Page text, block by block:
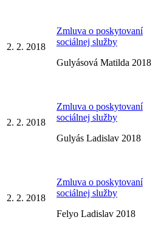
2. 2. 2018
Zmluva o poskytovaní
sociálnej služby
Gulyásová Matilda 2018
2. 2. 2018
Zmluva o poskytovaní
sociálnej služby
Gulyás Ladislav 2018
2. 2. 2018
Zmluva o poskytovaní
sociálnej služby
Felyo Ladislav 2018